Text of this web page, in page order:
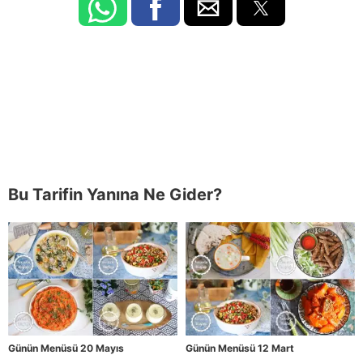
Bu Tarifin Yanına Ne Gider?
Günün Menüsü 20 Mayıs Günün Menüsü 12 Mart